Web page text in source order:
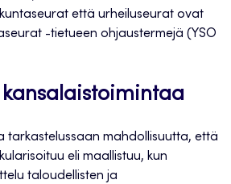
että urheiluseurat ovat
-tietueen ohjaustermejä (YSO
kansalaistoimintaa
tarkastelussaan mahdollisuutta, että
eli maallistuu, kun
taloudellisten ja